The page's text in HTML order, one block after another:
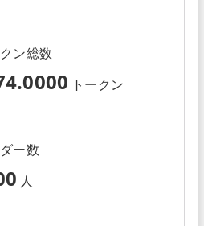
ン総数
トークン
ー数
人